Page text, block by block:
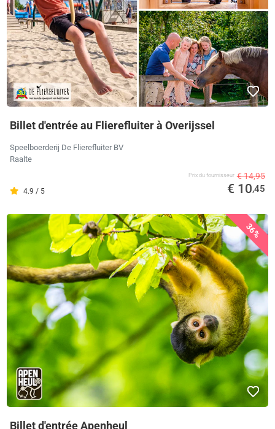
Billet d'entrée au Flierefluiter à Overijssel
Speelboerderij De Flierefluiter BV
Raalte
4.9 / 5
Prix ​​du fournisseur € 14,95
€ 10,45
36%
Billet d'entrée Apenheul